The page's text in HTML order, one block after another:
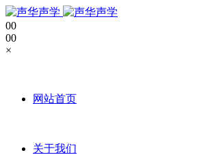
00
00
×
网站首页
关于我们